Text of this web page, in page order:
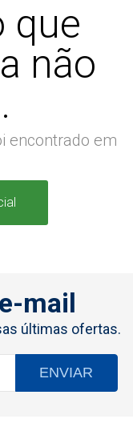
que
não
encontrado em
mail
últimas ofertas.
ENVIAR